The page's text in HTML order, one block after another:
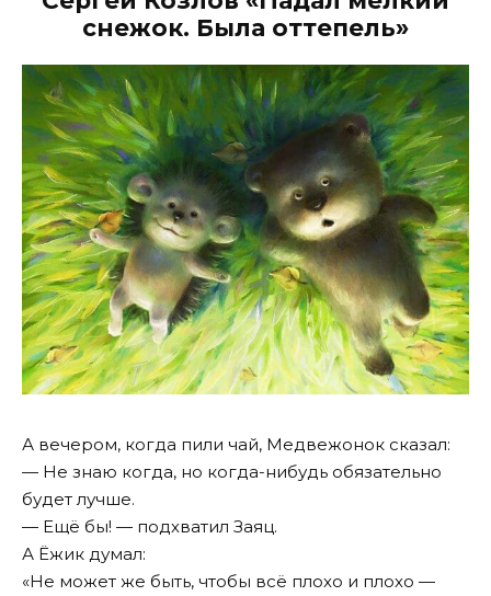
снежок. Была оттепель»
А вечером, когда пили чай, Медвежонок сказал:
— Не знаю когда, но когда-нибудь обязательно
будет лучше.
— Ещё бы! — подхватил Заяц.
А Ёжик думал:
«Не может же быть, чтобы всё плохо и плохо —